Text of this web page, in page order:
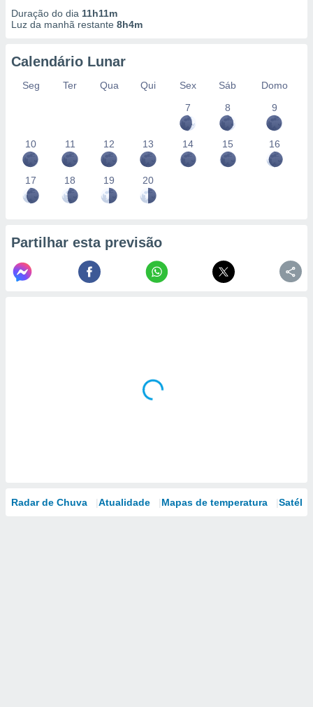
Duração do dia 11h11m
Luz da manhã restante 8h4m
Calendário Lunar
Seg Ter Qua Qui Sex Sáb
Domo
7
8 9
10 11 12 13 14 15 16
17 18 19 20
Partilhar esta previsão
Radar de Chuva Atualidade Mapas de temperatura